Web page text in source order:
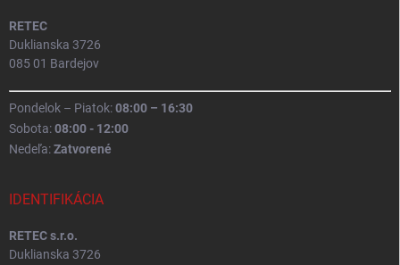
RETEC
Duklianska 3726
085 01 Bardejov
Pondelok – Piatok:08:00 – 16:30
Sobota:08:00 - 12:00
Nedeľa:Zatvorené
IDENTIFIKÁCIA
RETEC s.r.o.
Duklianska 3726